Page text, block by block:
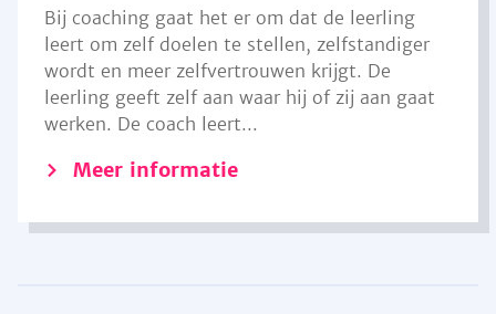
Bij coaching gaat het er om dat de leerling
leert om zelf doelen te stellen, zelfstandiger
wordt en meer zelfvertrouwen krijgt. De
leerling geeft zelf aan waar hij of zij aan gaat
werken. De coach leert...
Meer informatie